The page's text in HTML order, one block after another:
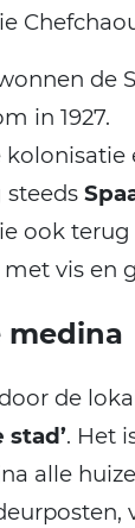
de
in 1927.
ook
met vis en
medina
de
stad’. Het
alle